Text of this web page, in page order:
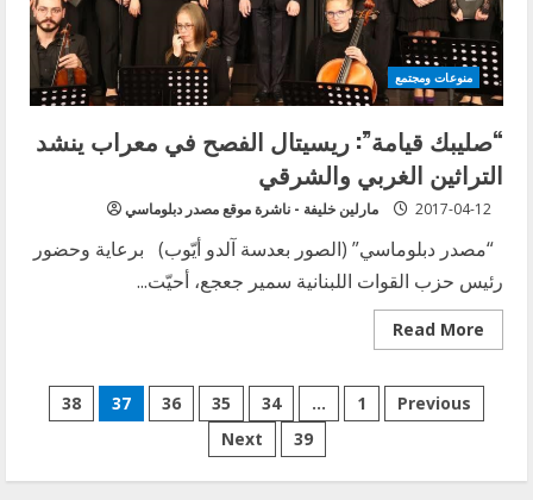
منوعات ومجتمع
“صليبك قيامة”: ريسيتال الفصح في معراب ينشد
التراثين الغربي والشرقي
مارلين خليفة - ناشرة موقع مصدر دبلوماسي 2017-04-12
“مصدر دبلوماسي” (الصور بعدسة آلدو أيّوب) برعاية وحضور
رئيس حزب القوات اللبنانية سمير جعجع، أحيّت...
Read More
Read
more
قيامة”:
ريسيتال
الفصح
ينشد
Posts
Previous
1
…
34
35
36
37
38
39
Next